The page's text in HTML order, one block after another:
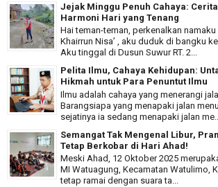
Jejak Minggu Penuh Cahaya:
Harmoni Hari yang Tenang
Hai teman-teman, perkenalkan namaku
Khairrun Nisa’ , aku duduk di bangku
Aku tinggal di Dusun Suwur RT. 2...
Pelita Ilmu, Cahaya Kehidupan:
Hikmah untuk Para Penuntut Ilmu
Ilmu adalah cahaya yang menerangi
Barangsiapa yang menapaki jalan
sejatinya ia sedang menapaki jalan me...
Semangat Tak Mengenal Libur,
Tetap Berkobar di Hari Ahad!
Meski Ahad, 12 Oktober 2025
MI Watuagung, Kecamatan Watulimo,
tetap ramai dengan suara ta...